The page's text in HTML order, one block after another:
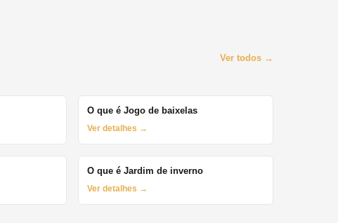
Ver todos →
O que é Jogo de baixelas
Ver detalhes →
O que é Jardim de inverno
Ver detalhes →